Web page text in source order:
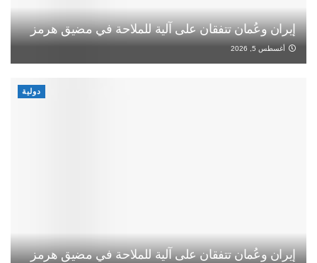
إيران وعُمان تتفقان على آلية للملاحة في مضيق هرمز
أغسطس 5, 2026
دولية
إيران وعُمان تتفقان على آلية للملاحة في مضيق هرمز